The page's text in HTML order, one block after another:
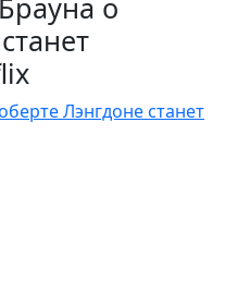
о
Лэнгдоне станет